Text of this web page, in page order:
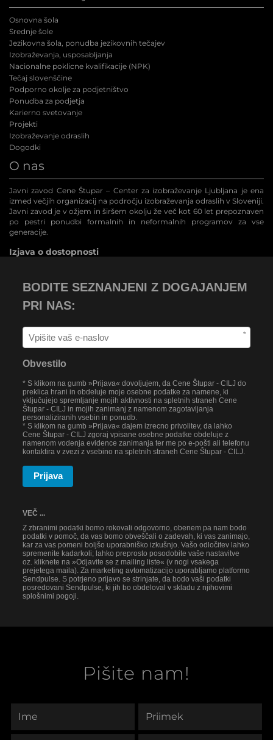
Osnovna šola
Srednje šole
Jezikovna šola, ponudba jezikovnih tečajev
Izobraževanja, usposabljanja
Nacionalne poklicne kvalifikacije (NPK)
Tečaj slovenščine
Podporno okolje za podjetništvo
Ponudba za podjetja
Karierno svetovanje
Projekti
Izobraževanje odraslih
Dogodki
O nas
Javni zavod Cene Štupar – Center za izobraževanje Ljubljana je ena
izmed večjih organizacij na področju izobraževanja odraslih v Sloveniji.
Javni zavod je v ožjem in širšem okolju že več kot 60 let prepoznaven
po pestri ponudbi formalnih in neformalnih programov za vse
generacije.
Izjava o dostopnosti
BODITE SEZNANJENI Z DOGAJANJEM
PRI NAS:
*
Obvestilo
* S klikom na gumb »Prijava« dovoljujem, da Cene Štupar - CILJ do
preklica hrani in obdeluje moje osebne podatke za namene, ki
vključujejo spremljanje mojih aktivnosti na spletnih straneh Cene
Štupar - CILJ in mojih zanimanj z namenom zagotavljanja
personaliziranih vsebin in ponudb.
* S klikom na gumb »Prijava« dajem izrecno privolitev, da lahko
Cene Štupar - CILJ zgoraj vpisane osebne podatke obdeluje z
namenom vodenja evidence zanimanja ter me po e-pošti ali telefonu
kontaktira v zvezi z vsebino na spletnih straneh Cene Štupar - CILJ.
Prijava
VEČ ...
Z zbranimi podatki bomo rokovali odgovorno, obenem pa nam bodo
podatki v pomoč, da vas bomo obveščali o zadevah, ki vas zanimajo,
kar za vas pomeni boljšo uporabniško izkušnjo. Vašo odločitev lahko
spremenite kadarkoli; lahko preprosto posodobite vaše nastavitve
oz. kliknete na »Odjavite se z mailing liste« (v nogi vsakega
prejetega maila). Za marketing avtomatizacijo uporabljamo platformo
Sendpulse. S potrjeno prijavo se strinjate, da bodo vaši podatki
posredovani Sendpulse, ki jih bo obdeloval v skladu z njihovimi
splošnimi pogoji.
Pišite nam!